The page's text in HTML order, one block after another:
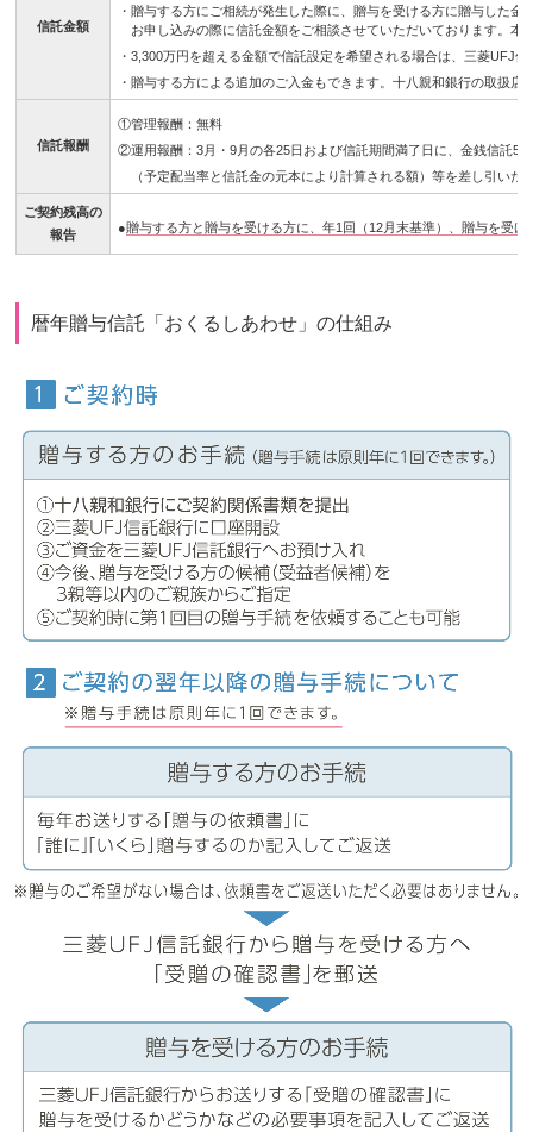
信託金額
・贈与する方にご相続が発生した際に、贈与を受ける方に贈与した
お申し込みの際に信託金額をご相談させていただいております。
・3,300万円を超える金額で信託設定を希望される場合は、三菱UFJ
・贈与する方による追加のご入金もできます。十八親和銀行の取扱
信託報酬
①管理報酬：無料
②運用報酬：3月・9月の各25日および信託期間満了日に、金銭信託5
（予定配当率と信託金の元本により計算される額）等を差し引いた
ご契約残高の
報告
●贈与する方と贈与を受ける方に、年1回（12月末基準）、贈与を受
暦年贈与信託「おくるしあわせ」の仕組み